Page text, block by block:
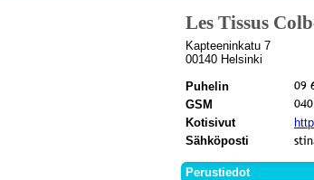
Les Tissus
Kapteeninkatu 7
00140 Helsinki
Puhelin
GSM
Kotisivut
Sähköposti
Perustiedot